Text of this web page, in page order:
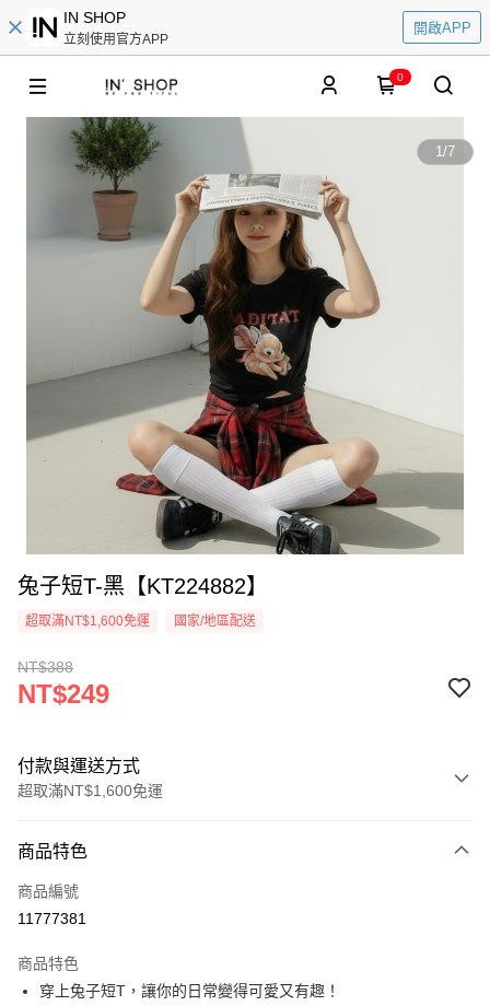
IN SHOP
立刻使用官方APP
開啟APP
0
1/7
兔子短T-黑【KT224882】
超取滿NT$1,600免運 國家/地區配送
NT$388
NT$249
付款與運送方式
超取滿NT$1,600免運
信用卡一次付款
超商取貨付款
Apple Pay
商品特色
商品編號
11777381
商品特色
穿上兔子短T，讓你的日常變得可愛又有趣！